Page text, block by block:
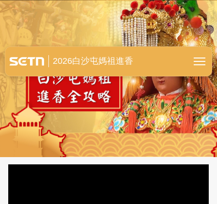
白沙屯媽祖進香全紀錄
2026白沙屯媽祖進香